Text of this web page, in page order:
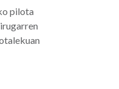
pilota